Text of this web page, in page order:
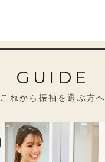
GUIDE
これから振袖を選ぶ方へ